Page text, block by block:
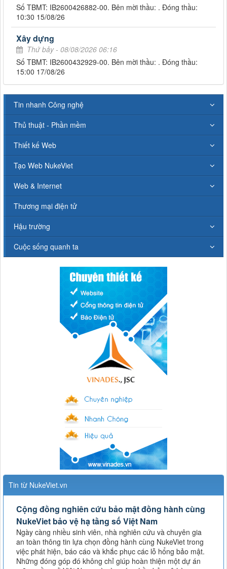
Số TBMT: IB2600426882-00. Bên mời thầu: . Đóng thầu:
10:30 15/08/26
Xây dựng
Thứ bảy - 08/08/2026 06:16
Số TBMT: IB2600432929-00. Bên mời thầu: . Đóng thầu:
15:00 17/08/26
Tin nhanh Công nghệ
Thủ thuật - Phần mềm
Thiết kế Web
Tạo Web NukeViet
Web & Internet
Thương mại điện tử
Hậu trường
Cuộc sống quanh ta
Tin từ NukeViet.vn
Cộng đồng nghiên cứu bảo mật đồng hành cùng
NukeViet bảo vệ hạ tầng số Việt Nam
Ngày càng nhiều sinh viên, nhà nghiên cứu và chuyên gia
an toàn thông tin lựa chọn đồng hành cùng NukeViet trong
việc phát hiện, báo cáo và khắc phục các lỗ hổng bảo mật.
Những đóng góp đó không chỉ giúp hoàn thiện một dự án